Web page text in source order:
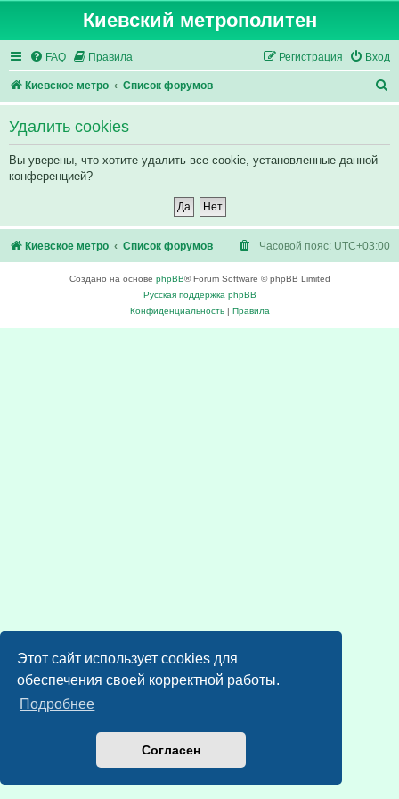
Этот сайт использует cookies для
обеспечения своей корректной работы.
Подробнее
Согласен
Киевский метрополитен
FAQ Правила Вход
Регистрация
Киевское метро Список форумов
о
Удалить cookies
Вы уверены, что хотите удалить все cookie, установленные данной
конференцией?
Киевское метро Список форумов Часовой пояс: UTC+03:00
Создано на основе phpBB® Forum Software © phpBB Limited
Русская поддержка phpBB
Конфиденциальность| Правила